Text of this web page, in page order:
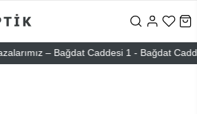
– Bağdat Caddesi 1 - Bağdat